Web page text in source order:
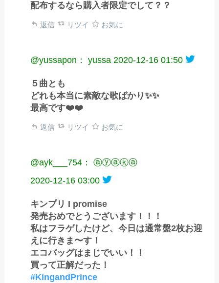
配布するなら購入者限定でして？？
返信 リツイ お気に
@yussapon： yussa 2020-12-16 01:50
５曲とも
どれも本当に素敵な歌ばかり✨✨
最高です❤️❤️
返信 リツイ お気に
@ayk___754： ⓐⓨⓐⓚⓐ
2020-12-16 03:00
キンプリ I promise
発売おめでとうございます！！！
私はフラゲしたけど、今日は通常盤2枚お迎
えに行きま〜す！
エコバッグはまじでいい！！
買って正解だった！
#KingandPrince